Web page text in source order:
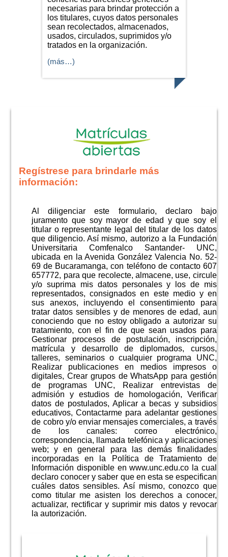
necesarias para brindar protección a
los titulares, cuyos datos personales
sean recolectados, almacenados,
usados, circulados, suprimidos y/o
tratados en la organización.
(más…)
Regístrese para brindarle más
información:
Al diligenciar este formulario, declaro bajo
juramento que soy mayor de edad y que soy el
titular o representante legal del titular de los datos
que diligencio. Así mismo, autorizo a la Fundación
Universitaria Comfenalco Santander- UNC,
ubicada en la Avenida González Valencia No. 52-
69 de Bucaramanga, con teléfono de contacto 607
657772, para que recolecte, almacene, use, circule
y/o suprima mis datos personales y los de mis
representados, consignados en este medio y en
sus anexos, incluyendo el consentimiento para
tratar datos sensibles y de menores de edad, aun
conociendo que no estoy obligado a autorizar su
tratamiento, con el fin de que sean usados para
Gestionar procesos de postulación, inscripción,
matrícula y desarrollo de diplomados, cursos,
talleres, seminarios o cualquier programa UNC,
Realizar publicaciones en medios impresos o
digitales, Crear grupos de WhatsApp para gestión
de programas UNC, Realizar entrevistas de
admisión y estudios de homologación, Verificar
datos de postulados, Aplicar a becas y subsidios
educativos, Contactarme para adelantar gestiones
de cobro y/o enviar mensajes comerciales, a través
de los canales: correo electrónico,
correspondencia, llamada telefónica y aplicaciones
web; y en general para las demás finalidades
incorporadas en la Política de Tratamiento de
Información disponible en www.unc.edu.co la cual
declaro conocer y saber que en esta se especifican
cuáles datos sensibles. Así mismo, conozco que
como titular me asisten los derechos a conocer,
actualizar, rectificar y suprimir mis datos y revocar
la autorización.